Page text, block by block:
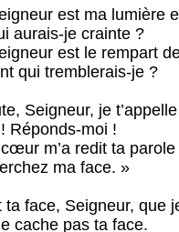
est ma lumière
aurais-je crainte ?
est le rempart
qui tremblerais-je ?
Seigneur, je
Réponds-moi !
m’a redit ta parole
ma face. »
ta face, Seigneur, que
cache pas ta face.